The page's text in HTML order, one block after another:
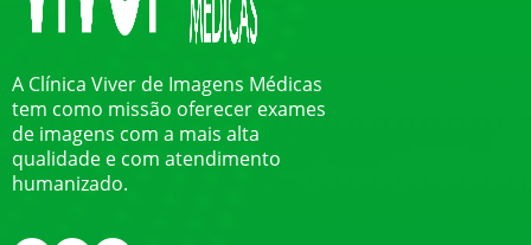
A Clínica Viver de Imagens Médicas
tem como missão oferecer exames
de imagens com a mais alta
qualidade e com atendimento
humanizado.